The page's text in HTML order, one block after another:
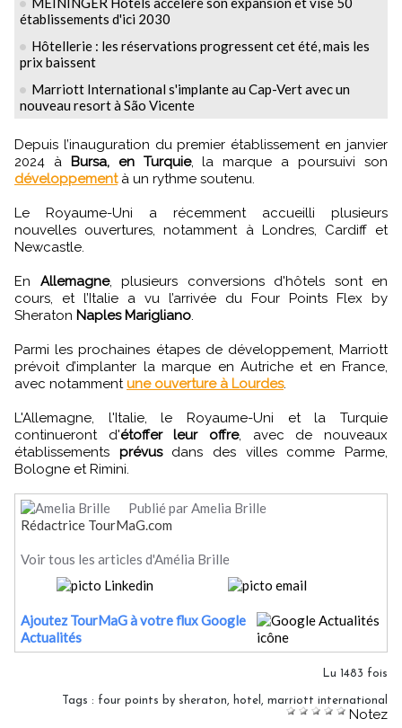
établissements d'ici 2030
Hôtellerie : les réservations progressent cet été, mais les
prix baissent
Marriott International s'implante au Cap-Vert avec un
nouveau resort à São Vicente
Depuis l’inauguration du premier établissement en janvier
2024 à Bursa, en Turquie, la marque a poursuivi son
développementà un rythme soutenu.
Le Royaume-Uni a récemment accueilli plusieurs
nouvelles ouvertures, notamment à Londres, Cardiff et
Newcastle.
En Allemagne, plusieurs conversions d'hôtels sont en
cours, et l’Italie a vu l’arrivée du Four Points Flex by
Sheraton Naples Marigliano
Parmi les prochaines étapes de développement, Marriott
prévoit d’implanter la marque en Autriche et en France,
avec notamment une ouverture à Lourdes.
L'Allemagne, l'Italie, le Royaume-Uni et la Turquie
continueront d'étoffer leur offre, avec de nouveaux
établissements prévusdans des villes comme Parme,
Bologne et Rimini.
Publié par Amelia Brille
Rédactrice TourMaG.com
Voir tous les articles d'Amélia Brille
Ajoutez TourMaG à votre flux Google
Actualités
Lu 1483 fois
Tags : four points by sheraton hotel marriott international
Notez